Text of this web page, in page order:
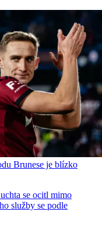
Brunese je blízko
se ocitl mimo
služby se podle